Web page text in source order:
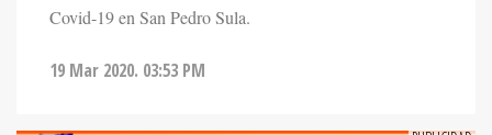
Covid-19 en San Pedro Sula.
19 Mar 2020. 03:53 PM